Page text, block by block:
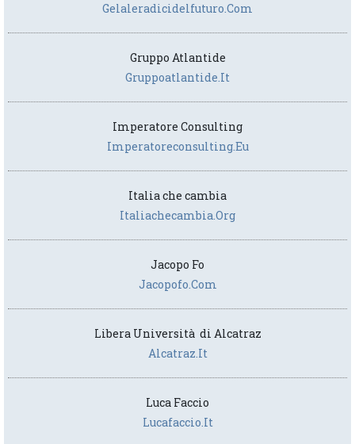
Gelaleradicidelfuturo.com
Gruppo Atlantide
Gruppoatlantide.it
Imperatore Consulting
Imperatoreconsulting.eu
Italia che cambia
Italiachecambia.org
Jacopo Fo
Jacopofo.com
Libera Università di Alcatraz
Alcatraz.it
Luca Faccio
Lucafaccio.it